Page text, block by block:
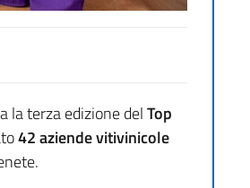
la terza edizione delTop
42 aziende vitivinicole